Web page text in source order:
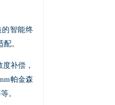
的智能终
。
补偿，
帕金森
。